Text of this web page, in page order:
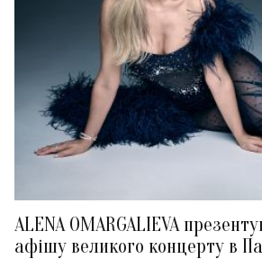
ALENA OMARGALIEVA
афішу великого концерту в